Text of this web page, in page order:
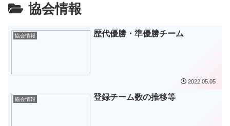
協会情報
協会情報 歴代優勝・準優勝チーム
2022.05.05
協会情報 登録チーム数の推移等